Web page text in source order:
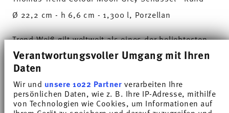
Verantwortungsvoller Umgang mit Ihren
Daten
Wir und unsere 1022 Partnerverarbeiten Ihre
persönlichen Daten, wie z. B. Ihre IP-Adresse, mithilfe
von Technologien wie Cookies, um Informationen auf
Ø 22,2 cm - h 6,6 cm - 1,300 l, Porzellan
Trend Weiß gilt weltweit als eines der beliebtesten
Service für den alltäglichen Gebrauch. Mit Trend
Colour setzt Thomas farbige Akzente, inspiriert von
der Natur des Nordens.